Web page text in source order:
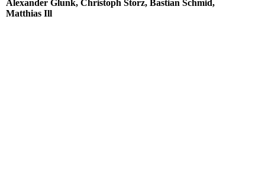
Alexander Glunk, Christoph Storz, Bastian Schmid,
Matthias Ill